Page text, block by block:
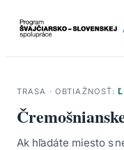
TRASA · OBTIAŽNOSŤ:
Ak hľadáte miesto s